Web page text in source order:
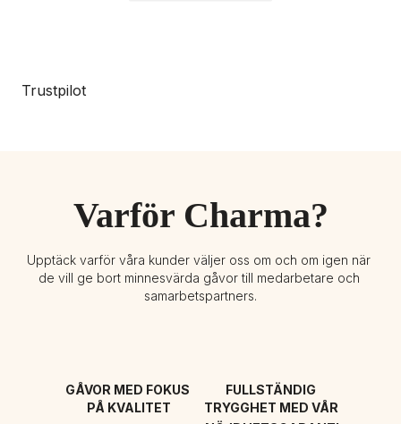
Trustpilot
Varför Charma?
Upptäck varför våra kunder väljer oss om och om igen när
de vill ge bort minnesvärda gåvor till medarbetare och
samarbetspartners.
GÅVOR MED FOKUS
PÅ KVALITET
FULLSTÄNDIG
TRYGGHET MED VÅR